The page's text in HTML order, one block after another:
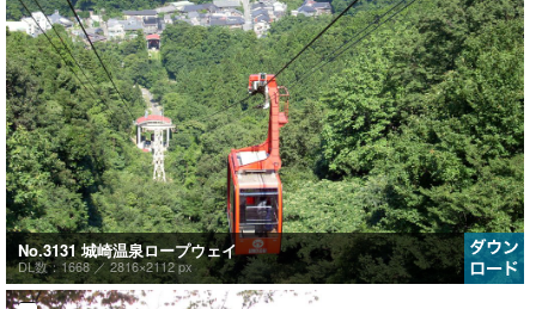
No.3131 城崎温泉ロープウェイ
DL数：1668 ／2816×2112 px